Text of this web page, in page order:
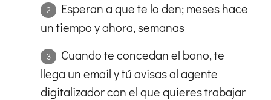
Esperan a que te lo den; meses hace
un tiempo y ahora, semanas
Cuando te concedan el bono, te
llega un email y tú avisas al agente
digitalizador con el que quieres trabajar